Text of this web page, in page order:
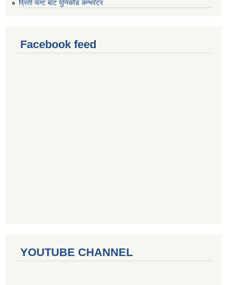
प्रिती फन्ट बाट युनिकोड कन्भर्रटर
Facebook feed
YOUTUBE CHANNEL